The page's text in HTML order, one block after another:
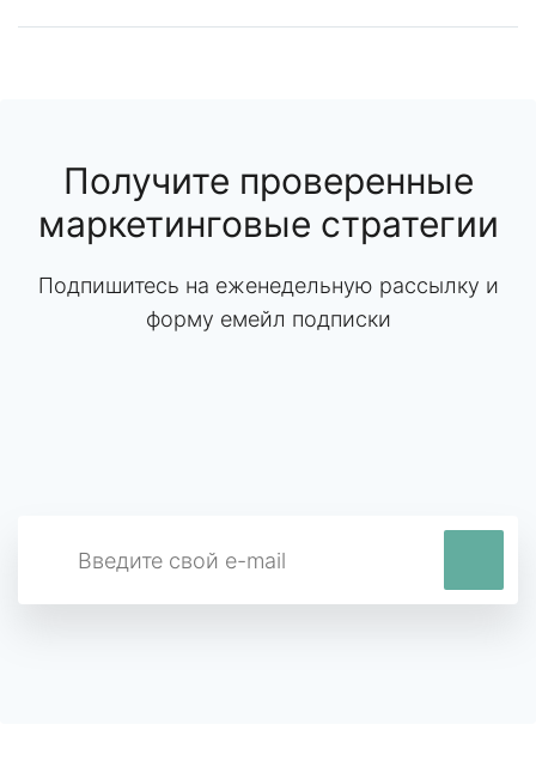
Получите проверенные
маркетинговые стратегии
Подпишитесь на еженедельную рассылку и
форму емейл подписки